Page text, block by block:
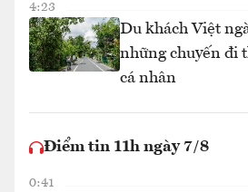
4:23
Du khách Việt
những chuyến đi
cá nhân
Điểm tin 11h ngày 7/8
0:41